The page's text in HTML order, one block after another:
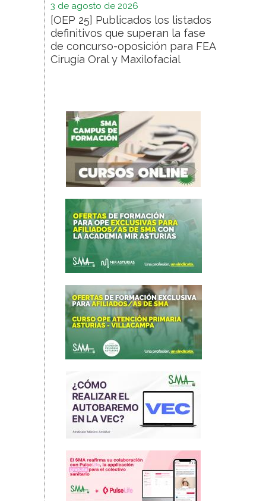
3 de agosto de 2026
[OEP 25] Publicados los listados
definitivos que superan la fase
de concurso-oposición para FEA
Cirugía Oral y Maxilofacial